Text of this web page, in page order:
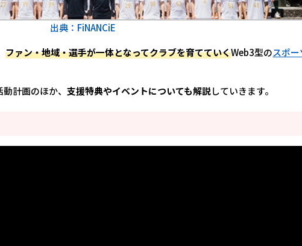
出典：FiNANCiE
ファン・地域・選手が一体となってクラブを育てていくWeb3型のスポ
動計画のほか、支援特典やイベントについても解説していきます。